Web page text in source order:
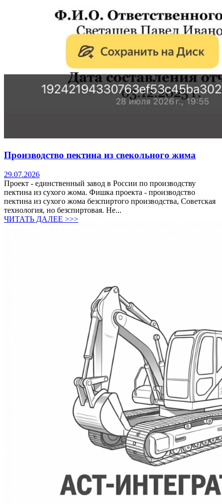
Производство пектина из свекольного жима
29.07.2026
Проект - единственный завод в России по производству
пектина из сухого жома. Фишка проекта - производство
пектина из сухого жома безспиртого производства, Советская
технология, но безспиртовая. Не...
ЧИТАТЬ ДАЛЕЕ >>>